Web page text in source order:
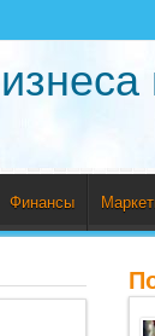
Финансы